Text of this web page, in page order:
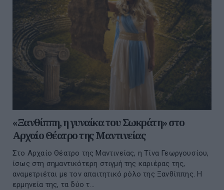
«Ξανθίππη, η γυναίκα του Σωκράτη» στο
Αρχαίο Θέατρο της Μαντινείας
Στο Αρχαίο Θέατρο της Μαντινείας, η Τίνα Γεωργουσίου,
ίσως στη σημαντικότερη στιγμή της καριέρας της,
αναμετριέται με τον απαιτητικό ρόλο της Ξανθίππης. Η
ερμηνεία της, τα δύο τ...